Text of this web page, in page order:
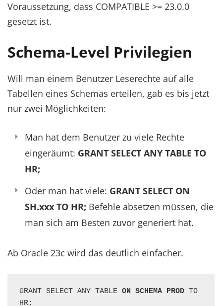
Voraussetzung, dass COMPATIBLE >= 23.0.0
gesetzt ist.
Schema-Level Privilegien
Will man einem Benutzer Leserechte auf alle
Tabellen eines Schemas erteilen, gab es bis jetzt
nur zwei Möglichkeiten:
Man hat dem Benutzer zu viele Rechte
eingeräumt: GRANT SELECT ANY TABLE TO
HR;
Oder man hat viele: GRANT SELECT ON
SH.xxx TO HR; Befehle absetzen müssen, die
man sich am Besten zuvor generiert hat.
Ab Oracle 23c wird das deutlich einfacher.
GRANT SELECT ANY TABLE ON SCHEMA PROD TO
HR;